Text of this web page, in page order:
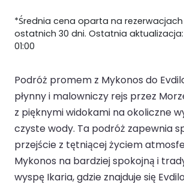
*Średnia cena oparta na
ostatnich 30 dni. Ostatnia
01:00
Podróż promem z Mykonos do
płynny i malowniczy rejs przez
z pięknymi widokami na okoliczne
czyste wody. Ta podróż zapewnia
przejście z tętniącej życiem
Mykonos na bardziej spokojną i
wyspę Ikaria, gdzie znajduje się